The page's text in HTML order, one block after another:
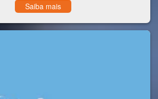
Saiba mais